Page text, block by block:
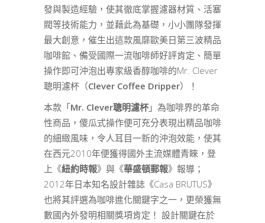
發與製造經驗，使其徹底掌握濾器材質、活塞
閥等技術能力，並藉此為基礎，小小團隊發揮
最大創意，催生出這款風靡歐美日第三波精品
咖啡館、備受國際一流咖啡師好評肯定、簡單
操作即可沖泡出專家級香醇咖啡的Mr. Clever
聰明濾杯（Clever Coffee Dripper）！
本款「Mr. Clever聰明濾杯 」為咖啡界的革命
性商品，傻瓜式操作便可充分表現出精品咖啡
的細緻風味，令人耳目一新的沖泡效能，使其
在西元2010年便獲得國外主流媒體青睞，登
上《紐約時報》與《華盛頓郵報》報導；
2012年日本知名設計雜誌《Casa BRUTUS》
也將其評選為咖啡進化關鍵字之一，更榮獲無
數國內外發明相關獎項肯定！ 設計關鍵在於